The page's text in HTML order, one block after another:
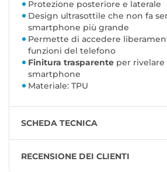
Protezione posteriore e laterale
Design ultrasottile che non fa
smartphone più grande
Permette di accedere
funzioni del telefono
Finitura trasparente per
smartphone
Materiale: TPU
SCHEDA TECNICA
RECENSIONE DEI CLIENTI